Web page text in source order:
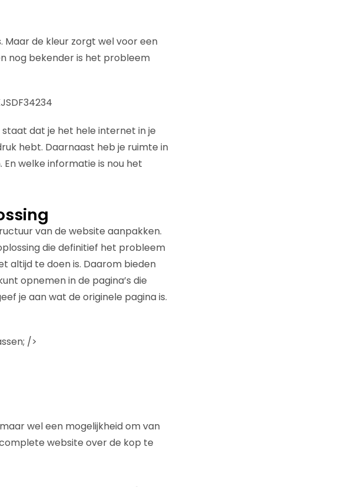
Maar de kleur zorgt wel voor een
nog bekender is het probleem
dat je het hele internet in je
hebt. Daarnaast heb je ruimte in
welke informatie is nou het
van de website aanpakken.
die definitief het probleem
altijd te doen is. Daarom bieden
opnemen in de pagina’s die
je aan wat de originele pagina is.
/>
wel een mogelijkheid om van
website over de kop te